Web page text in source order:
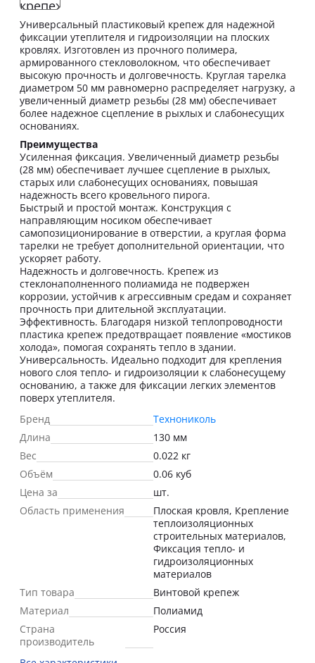
Универсальный пластиковый крепеж для надежной
фиксации утеплителя и гидроизоляции на плоских
кровлях. Изготовлен из прочного полимера,
армированного стекловолокном, что обеспечивает
высокую прочность и долговечность. Круглая тарелка
диаметром 50 мм равномерно распределяет нагрузку, а
увеличенный диаметр резьбы (28 мм) обеспечивает
более надежное сцепление в рыхлых и слабонесущих
основаниях.
Преимущества
Усиленная фиксация. Увеличенный диаметр резьбы
(28 мм) обеспечивает лучшее сцепление в рыхлых,
старых или слабонесущих основаниях, повышая
надежность всего кровельного пирога.
Быстрый и простой монтаж. Конструкция с
направляющим носиком обеспечивает
самопозиционирование в отверстии, а круглая форма
тарелки не требует дополнительной ориентации, что
ускоряет работу.
Надежность и долговечность. Крепеж из
стеклонаполненного полиамида не подвержен
коррозии, устойчив к агрессивным средам и сохраняет
прочность при длительной эксплуатации.
Эффективность. Благодаря низкой теплопроводности
пластика крепеж предотвращает появление «мостиков
холода», помогая сохранять тепло в здании.
Универсальность. Идеально подходит для крепления
нового слоя тепло- и гидроизоляции к слабонесущему
основанию, а также для фиксации легких элементов
поверх утеплителя.
Бренд
Технониколь
Длина
130 мм
Вес
0.022 кг
Объём
0.06 куб
Цена за
шт.
Область применения
Плоская кровля, Крепление
теплоизоляционных
строительных материалов,
Фиксация тепло- и
гидроизоляционных
материалов
Тип товара
Винтовой крепеж
Материал
Полиамид
Страна
производитель
Россия